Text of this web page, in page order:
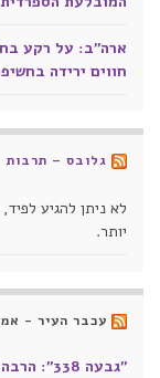
ארה"ב: על רקע
חווים ירידה
גלובס – תרבות
לא ניתן להגיע
יותר.
עכבר העיר -
"גבעה